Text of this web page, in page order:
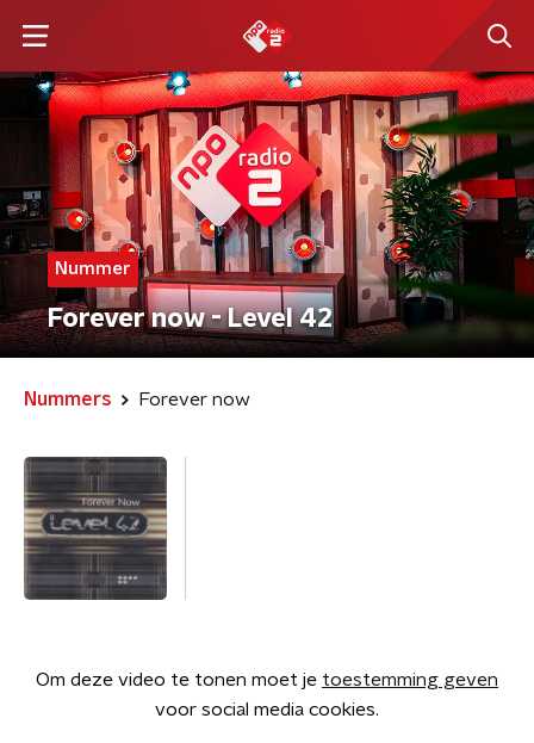
Nummer
Forever now - Level 42
Nummers Forever now
Om deze video te tonen moet je toestemming geven
voor social media cookies.